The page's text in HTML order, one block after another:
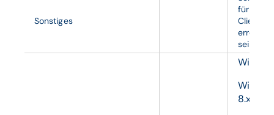
Sonstiges
für alle
Clients
sein.
8.x